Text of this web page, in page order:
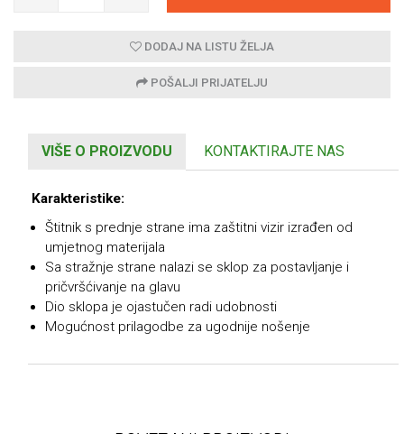
DODAJ NA LISTU ŽELJA
POŠALJI PRIJATELJU
VIŠE O PROIZVODU KONTAKTIRAJTE NAS
Karakteristike:
Štitnik s prednje strane ima zaštitni vizir izrađen od
umjetnog materijala
Sa stražnje strane nalazi se sklop za postavljanje i
pričvršćivanje na glavu
Dio sklopa je ojastučen radi udobnosti
Mogućnost prilagodbe za ugodnije nošenje